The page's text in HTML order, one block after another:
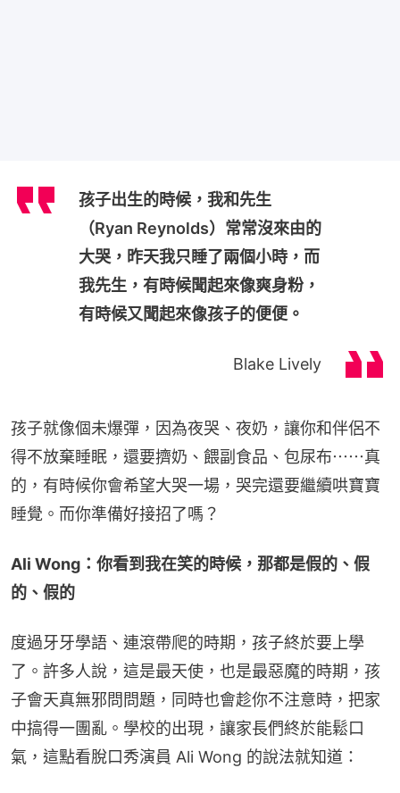
孩子出生的時候，我和先生
（Ryan Reynolds）常常沒來由的
大哭，昨天我只睡了兩個小時，而
我先生，有時候聞起來像爽身粉，
有時候又聞起來像孩子的便便。
Blake Lively
孩子就像個未爆彈，因為夜哭、夜奶，讓你和伴侶不
得不放棄睡眠，還要擠奶、餵副食品、包尿布⋯⋯真
的，有時候你會希望大哭一場，哭完還要繼續哄寶寶
睡覺。而你準備好接招了嗎？
Ali Wong：你看到我在笑的時候，那都是假的、假
的、假的
度過牙牙學語、連滾帶爬的時期，孩子終於要上學
了。許多人說，這是最天使，也是最惡魔的時期，孩
子會天真無邪問問題，同時也會趁你不注意時，把家
中搞得一團亂。學校的出現，讓家長們終於能鬆口
氣，這點看脫口秀演員 Ali Wong 的說法就知道：